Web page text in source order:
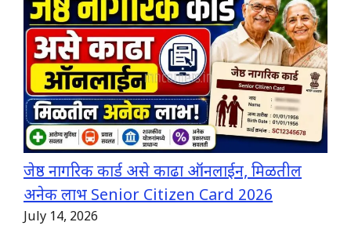
जेष्ठ नागरिक कार्ड असे काढा ऑनलाईन, मिळतील
अनेक लाभ Senior Citizen Card 2026
July 14, 2026